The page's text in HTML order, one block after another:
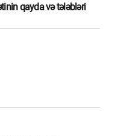
qayda və tələbləri